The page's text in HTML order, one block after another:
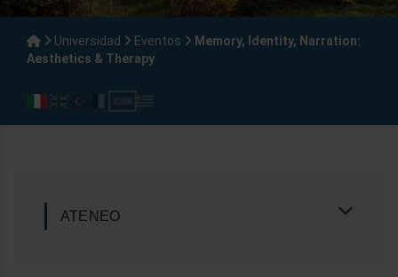
Universidad Eventos
Memory, Identity, Narration:
Aesthetics & Therapy
ATENEO